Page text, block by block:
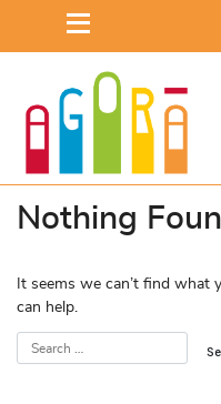
content
Nothing
It seems we can’t find what
can help.